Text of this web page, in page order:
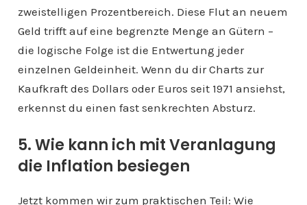
zweistelligen Prozentbereich. Diese Flut an neuem
Geld trifft auf eine begrenzte Menge an Gütern –
die logische Folge ist die Entwertung jeder
einzelnen Geldeinheit. Wenn du dir Charts zur
Kaufkraft des Dollars oder Euros seit 1971 ansiehst,
erkennst du einen fast senkrechten Absturz.
5. Wie kann ich mit Veranlagung
die Inflation besiegen
Jetzt kommen wir zum praktischen Teil: Wie